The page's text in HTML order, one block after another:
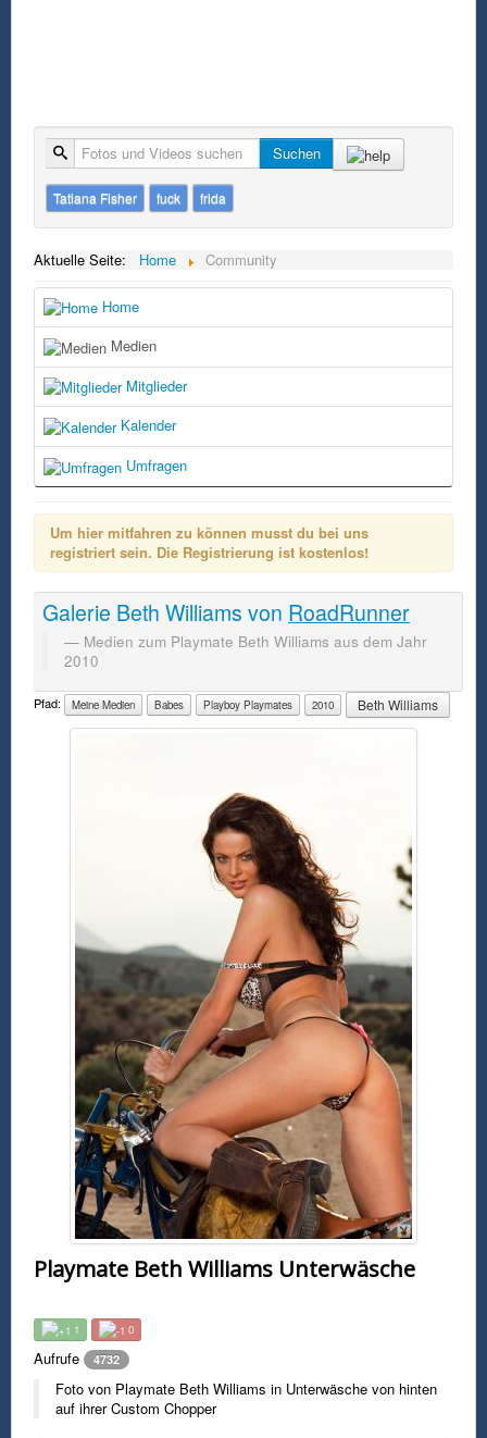
Suche Suchen
Tatiana Fisher fuck frida
Aktuelle Seite: Home Community
Home
Medien
Mitglieder
Kalender
Umfragen
Um hier mitfahren zu können musst du bei uns
registriert sein. Die Registrierung ist kostenlos!
Galerie Beth Williams von RoadRunner
Medien zum Playmate Beth Williams aus dem Jahr
2010
Pfad: Meine Medien Babes Playboy Playmates 2010 Beth Williams
Playmate Beth Williams Unterwäsche
1 0
Aufrufe 4732
Foto von Playmate Beth Williams in Unterwäsche von hinten
auf ihrer Custom Chopper